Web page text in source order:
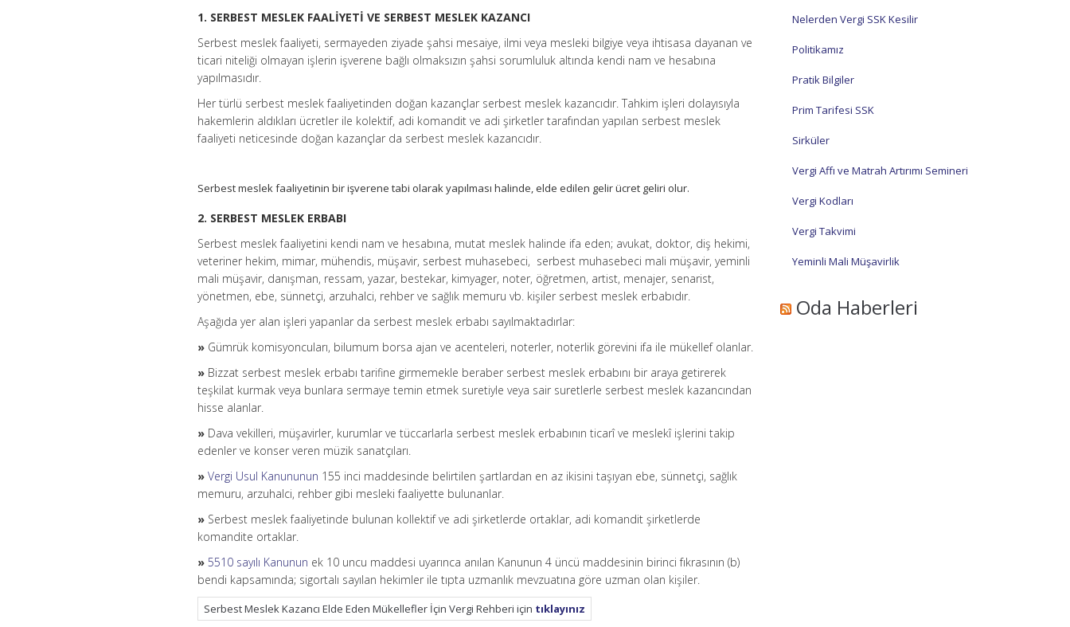
1. SERBEST MESLEK FAALİYETİ VE SERBEST MESLEK KAZANCI
Serbest meslek faaliyeti, sermayeden ziyade şahsi mesaiye, ilmi veya mesleki bilgiye veya ihtisasa dayanan ve
ticari niteliği olmayan işlerin işverene bağlı olmaksızın şahsi sorumluluk altında kendi nam ve hesabına
yapılmasıdır.
Her türlü serbest meslek faaliyetinden doğan kazançlar serbest meslek kazancıdır. Tahkim işleri dolayısıyla
hakemlerin aldıkları ücretler ile kolektif, adi komandit ve adi şirketler tarafından yapılan serbest meslek
faaliyeti neticesinde doğan kazançlar da serbest meslek kazancıdır.
Serbest meslek faaliyetinin bir işverene tabi olarak yapılması halinde, elde edilen gelir ücret geliri olur.
2. SERBEST MESLEK ERBABI
Serbest meslek faaliyetini kendi nam ve hesabına, mutat meslek halinde ifa eden; avukat, doktor, diş hekimi,
veteriner hekim, mimar, mühendis, müşavir, serbest muhasebeci, serbest muhasebeci mali müşavir, yeminli
mali müşavir, danışman, ressam, yazar, bestekar, kimyager, noter, öğretmen, artist, menajer, senarist,
yönetmen, ebe, sünnetçi, arzuhalci, rehber ve sağlık memuru vb. kişiler serbest meslek erbabıdır.
Aşağıda yer alan işleri yapanlar da serbest meslek erbabı sayılmaktadırlar:
» Gümrük komisyoncuları, bilumum borsa ajan ve acenteleri, noterler, noterlik görevini ifa ile mükellef olanlar.
» Bizzat serbest meslek erbabı tarifine girmemekle beraber serbest meslek erbabını bir araya getirerek
teşkilat kurmak veya bunlara sermaye temin etmek suretiyle veya sair suretlerle serbest meslek kazancından
hisse alanlar.
» Dava vekilleri, müşavirler, kurumlar ve tüccarlarla serbest meslek erbabının ticarî ve meslekî işlerini takip
edenler ve konser veren müzik sanatçıları.
» Vergi Usul Kanununun 155 inci maddesinde belirtilen şartlardan en az ikisini taşıyan ebe, sünnetçi, sağlık
memuru, arzuhalci, rehber gibi mesleki faaliyette bulunanlar.
» Serbest meslek faaliyetinde bulunan kollektif ve adi şirketlerde ortaklar, adi komandit şirketlerde
komandite ortaklar.
» 5510 sayılı Kanunun ek 10 uncu maddesi uyarınca anılan Kanunun 4 üncü maddesinin birinci fıkrasının (b)
bendi kapsamında; sigortalı sayılan hekimler ile tıpta uzmanlık mevzuatına göre uzman olan kişiler.
Serbest Meslek Kazancı Elde Eden Mükellefler İçin Vergi Rehberi için tıklayınız
Nelerden Vergi SSK Kesilir
Politikamız
Pratik Bilgiler
Prim Tarifesi SSK
Sirküler
Vergi Affı ve Matrah Artırımı Semineri
Vergi Kodları
Vergi Takvimi
Yeminli Mali Müşavirlik
Oda Haberleri